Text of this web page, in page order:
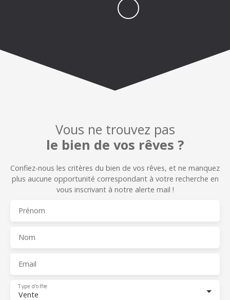
Vous ne trouvez pas
le bien de vos rêves ?
Confiez-nous les critères du bien de vos rêves, et ne manquez
plus aucune opportunité correspondant à votre recherche en
vous inscrivant à notre alerte mail !
Prénom
Nom
Email
Vente
Type d'offre